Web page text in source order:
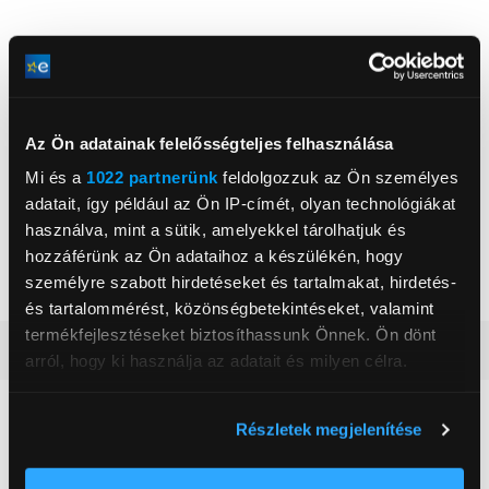
Az Ön adatainak felelősségteljes felhasználása
Mi és a 1022 partnerünk feldolgozzuk az Ön személyes
adatait, így például az Ön IP-címét, olyan technológiákat
használva, mint a sütik, amelyekkel tárolhatjuk és
hozzáférünk az Ön adataihoz a készülékén, hogy
személyre szabott hirdetéseket és tartalmakat, hirdetés-
és tartalommérést, közönségbetekintéseket, valamint
termékfejlesztéseket biztosíthassunk Önnek. Ön dönt
arról, hogy ki használja az adatait és milyen célra.
elhelyezkedéséről pár méteres pontossággal
Részletek megjelenítése
TP-Link Networks Hungary Kft.
www.tp-link.com/hu
1093, Budapest, Közraktár u. 30
WiFi sebessége
1200 Mbit/s
Működési frekvencia
2.4 GHz/5 GHz
Részletes ismertető
Neked ajánljuk